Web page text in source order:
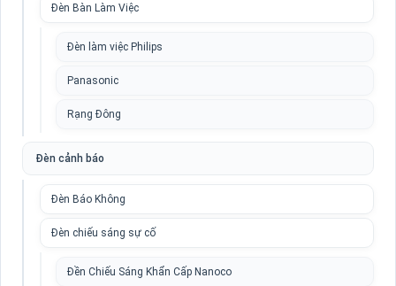
Đèn Bàn Làm Việc
Đèn làm việc Philips
Panasonic
Rạng Đông
Đèn cảnh báo
Đèn Báo Không
Đèn chiếu sáng sự cố
Đền Chiếu Sáng Khẩn Cấp Nanoco